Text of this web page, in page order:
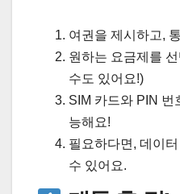
여권을 제시하고,
원하는 요금제를
수도 있어요!)
SIM 카드와 PIN 번
능해요!
필요하다면, 데이
수 있어요.